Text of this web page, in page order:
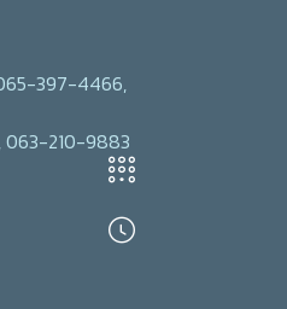
397-4466,
063-210-9883